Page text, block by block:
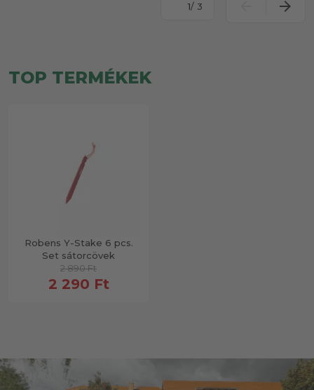
/ 3
TOP TERMÉKEK
Robens Y-Stake 6 pcs.
Set sátorcövek
2 890 Ft
2 290 Ft